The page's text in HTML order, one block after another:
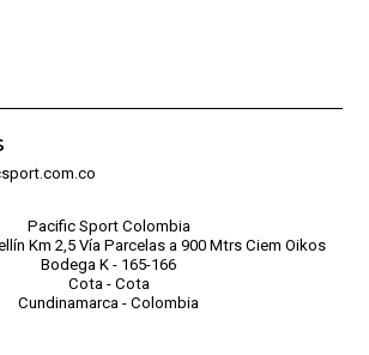
Pacific Sport Colombia
Km 2,5 Vía Parcelas a 900 Mtrs Ciem Oikos
Bodega K - 165-166
Cota - Cota
Cundinamarca - Colombia